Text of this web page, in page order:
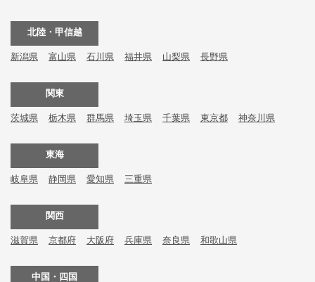
北陸・甲信越
新潟県 富山県 石川県 福井県 山梨県 長野県
関東
茨城県 栃木県 群馬県 埼玉県 千葉県 東京都 神奈川県
東海
岐阜県 静岡県 愛知県 三重県
関西
滋賀県 京都府 大阪府 兵庫県 奈良県 和歌山県
中国・四国